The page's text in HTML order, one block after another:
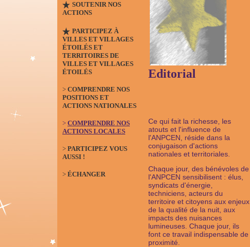
SOUTENIR NOS
ACTIONS
PARTICIPEZ À
VILLES ET VILLAGES
ÉTOILÉS ET
TERRITOIRES DE
VILLES ET VILLAGES
ÉTOILÉS
> COMPRENDRE NOS
POSITIONS ET
ACTIONS NATIONALES
> COMPRENDRE NOS
ACTIONS LOCALES
> PARTICIPEZ VOUS
AUSSI !
> ÉCHANGER
Editorial
Ce qui fait la richesse, les
atouts et l'influence de
l'ANPCEN, réside dans la
conjugaison d'actions
nationales et territoriales.
Chaque jour, des bénévoles de
l'ANPCEN sensibilisent : élus,
syndicats d'énergie,
techniciens, acteurs du
territoire et citoyens aux enjeux
de la qualité de la nuit, aux
impacts des nuisances
lumineuses. Chaque jour, ils
font ce travail indispensable de
proximité.